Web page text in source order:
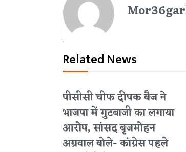
Related News
पीसीसी चीफ दीपक बैज ने
भाजपा में गुटबाजी का लगाया
आरोप, सांसद बृजमोहन
अग्रवाल बोले- कांग्रेस पहले